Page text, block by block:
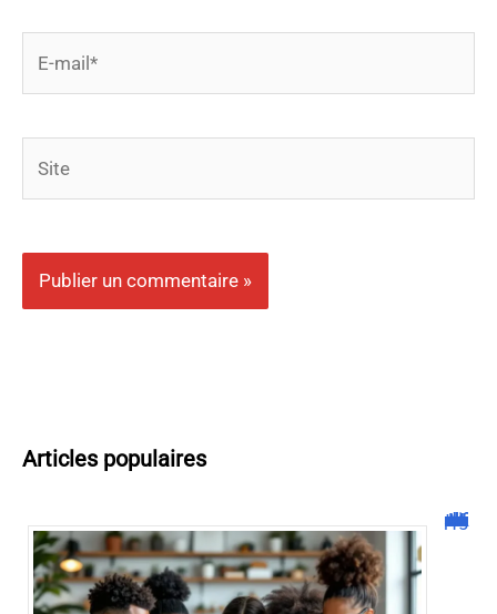
Articles populaires
Malgrim com : tout ce que vous devez savoir sur la plateforme !